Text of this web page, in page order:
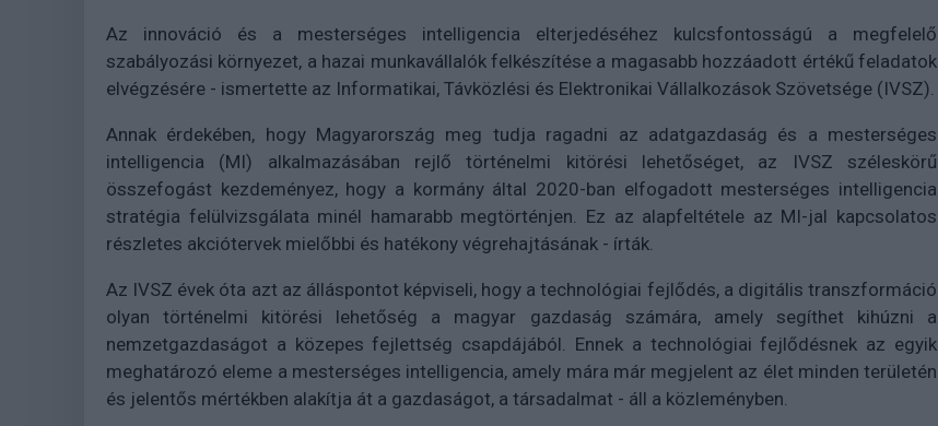
Az innováció és a mesterséges intelligencia elterjedéséhez kulcsfontosságú a megfelelő
szabályozási környezet, a hazai munkavállalók felkészítése a magasabb hozzáadott értékű feladatok
elvégzésére - ismertette az Informatikai, Távközlési és Elektronikai Vállalkozások Szövetsége (IVSZ).
Annak érdekében, hogy Magyarország meg tudja ragadni az adatgazdaság és a mesterséges
intelligencia (MI) alkalmazásában rejlő történelmi kitörési lehetőséget, az IVSZ széleskörű
összefogást kezdeményez, hogy a kormány által 2020-ban elfogadott mesterséges intelligencia
stratégia felülvizsgálata minél hamarabb megtörténjen. Ez az alapfeltétele az MI-jal kapcsolatos
részletes akciótervek mielőbbi és hatékony végrehajtásának - írták.
Az IVSZ évek óta azt az álláspontot képviseli, hogy a technológiai fejlődés, a digitális transzformáció
olyan történelmi kitörési lehetőség a magyar gazdaság számára, amely segíthet kihúzni a
nemzetgazdaságot a közepes fejlettség csapdájából. Ennek a technológiai fejlődésnek az egyik
meghatározó eleme a mesterséges intelligencia, amely mára már megjelent az élet minden területén
és jelentős mértékben alakítja át a gazdaságot, a társadalmat - áll a közleményben.